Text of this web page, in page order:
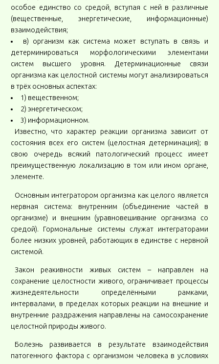
особое единство со средой, вступая с ней в различные
(вещественные, энергетические, информационные)
взаимодействия;
в) организм как система может вступать в связь и
детерминироваться морфологическими элементами
систем высшего уровня. Детерминационные связи
организма как целостной системы могут анализироваться
в трёх основных аспектах:
1) вещественном;
2) энергетическом;
3) информационном.
Известно, что характер реакции организма зависит от
состояния всех его систем (целостная детерминация); в
свою очередь всякий патологический процесс имеет
преимущественную локализацию в том или ином органе,
элементе.
Основным интегратором организма как целого является
нервная система: внутренним (объединение частей в
организме) и внешним (уравновешивание организма со
средой). Гормональные системы служат интеграторами
более низких уровней, работающих в единстве с нервной
системой.
Закон реакивности живых систем – направлен на
сохранение целостности живого, ограничивает процессы
жизнедеятельности определёнными рамками,
интервалами, в пределах которых реакции на внешние и
внутренние раздражения направлены на самосохранение
целостной природы живого.
Болезнь развивается в результате взаимодействия
патогенного фактора с организмом человека в условиях